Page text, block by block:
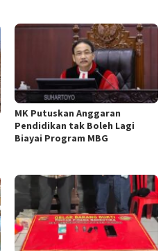
MK Putuskan Anggaran
Pendidikan tak Boleh Lagi
Biayai Program MBG